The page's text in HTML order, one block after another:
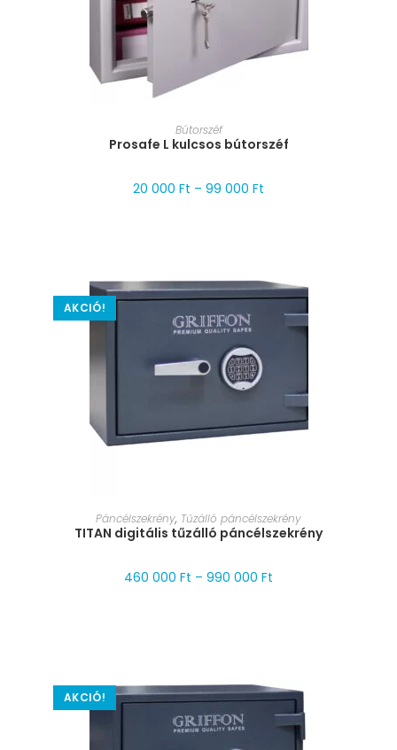
MÉRET VÁLASZTÁSA
Bútorszéf
Prosafe L kulcsos bútorszéf
20 000 Ft – 99 000 Ft
AKCIÓ!
MÉRET VÁLASZTÁSA
Páncélszekrény, Tűzálló páncélszekrény
TITAN digitális tűzálló páncélszekrény
460 000 Ft – 990 000 Ft
AKCIÓ!